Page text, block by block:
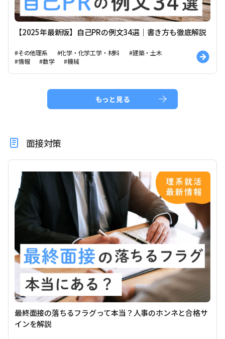
【2025年最新版】自己PRの例文34選｜書き方も徹底解説
#その他理系 #化学・化学工学・材料
#建築・土木
#情報
#数学 #機械
もっと見る
面接対策
最終面接の落ちるフラグって本当？人事のホンネと合格サ
インを解説